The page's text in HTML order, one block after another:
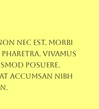
nec est. Morbi
Vivamus
posuere.
accumsan nibh